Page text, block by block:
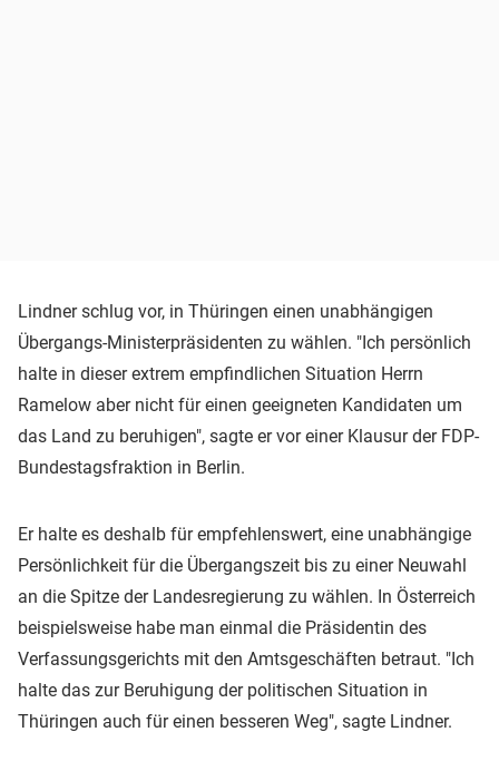
Lindner schlug vor, in Thüringen einen unabhängigen
Übergangs-Ministerpräsidenten zu wählen. "Ich persönlich
halte in dieser extrem empfindlichen Situation Herrn
Ramelow aber nicht für einen geeigneten Kandidaten um
das Land zu beruhigen", sagte er vor einer Klausur der FDP-
Bundestagsfraktion in Berlin.
Er halte es deshalb für empfehlenswert, eine unabhängige
Persönlichkeit für die Übergangszeit bis zu einer Neuwahl
an die Spitze der Landesregierung zu wählen. In Österreich
beispielsweise habe man einmal die Präsidentin des
Verfassungsgerichts mit den Amtsgeschäften betraut. "Ich
halte das zur Beruhigung der politischen Situation in
Thüringen auch für einen besseren Weg", sagte Lindner.